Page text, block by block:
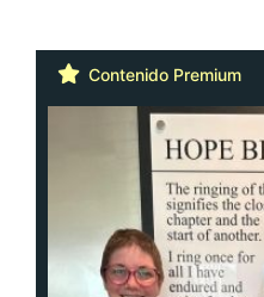
Contenido Premium